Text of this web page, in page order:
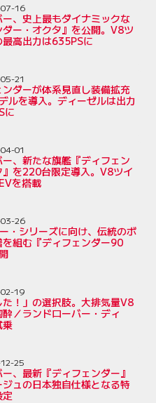
、史上最もダイナミックな
ダー・オクタ』を公開。V8ツ
最高出力は635PSに
16
ダーが体系見直し装備拡充
ルを導入。ディーゼルは出力
に
21
、新たな旗艦『ディフェン
』を220台限定導入。V8ツイ
を搭載
01
・シリーズに向け、伝統のボ
を組む『ディフェンダー90
26
た！」の選択肢。大排気量V8
／ランドローバー・ディ
乗
19
、最新『ディフェンダー』
ュの日本独自仕様となる特
25